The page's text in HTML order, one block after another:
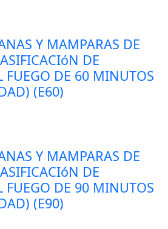
Y MAMPARAS DE
DE
FUEGO DE 60 MINUTOS
(E60)
Y MAMPARAS DE
DE
FUEGO DE 90 MINUTOS
(E90)